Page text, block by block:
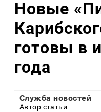
Новые
готовы в
года
Служба новостей
Автор статьи